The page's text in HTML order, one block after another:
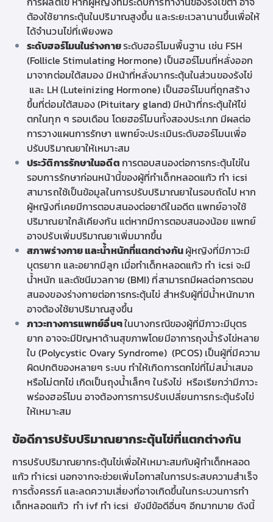
ต้องใช้ยากระตุ้นในปริมาณสูงขึ้น และระยะเวลานานขึ้นเพื่อให้
ได้จำนวนไข่ที่เพียงพอ
ระดับฮอร์โมนในร่างกายระดับฮอร์โมนพื้นฐาน เช่น FSH
(Follicle Stimulating Hormone) เป็นฮอร์โมนที่หลั่งออก
มาจากต่อมใต้สมอง มีหน้าที่หลั่งมากระตุ้นในส่วนของรังไข่
และ LH (Luteinizing Hormone) เป็นฮอร์โมนที่ถูกสร้าง
ขึ้นที่ต่อมใต้สมอง (Pituitary gland) มีหน้าที่กระตุ้นให้ไข่
ตกในทุก ๆ รอบเดือน โดยฮอร์โมนทั้งสองประเภท มีผลต่อ
การวางแผนการรักษา แพทย์จะประเมินระดับฮอร์โมนเพื่อ
ปรับปริมาณยาให้เหมาะสม
ประวัติการรักษาในอดีตการตอบสนองต่อการกระตุ้นไข่ใน
รอบการรักษาก่อนหน้านี้ของผู้ที่ทำเด็กหลอดแก้ว ทำ icsi
สามารถใช้เป็นข้อมูลในการปรับปริมาณยาในรอบถัดไป หาก
ผู้หญิงที่เคยมีการตอบสนองต่อยาดีในอดีต แพทย์อาจใช้
ปริมาณยาใกล้เคียงกัน แต่หากมีการตอบสนองน้อย แพทย์
อาจปรับเพิ่มปริมาณยาเพิ่มมากขึ้น
สภาพร่างกาย และน้ำหนักที่แตกต่างกันผู้หญิงที่มีภาวะมี
บุตรยาก และอยากมีลูก เมื่อทำเด็กหลอดแก้ว ทำ icsi จะมี
น้ำหนัก และดัชนีมวลกาย (BMI) ที่สามารถมีผลต่อการตอบ
สนองของร่างกายต่อการกระตุ้นไข่ สำหรับผู้ที่มีน้ำหนักมาก
อาจต้องใช้ยาปริมาณสูงขึ้น
ภาวะทางการแพทย์อื่นๆในบางกรณีของผู้ที่มีภาวะมีบุตร
ยาก อาจจะมีปัญหาด้านสุขภาพโดยมีอาการถุงน้ำรังไข่หลาย
ใบ (Polycystic Ovary Syndrome) (PCOS) เป็นผู้ที่มีความ
ผิดปกติของหลายๆ ระบบ ทำให้เกิดการตกไข่ที่ไม่สม่ำเสมอ
หรือไม่ตกไข่ เกิดเป็นถุงน้ำเล็กๆ ในรังไข่ หรือเรียกว่ามีภาวะ
พร่องฮอร์โมน อาจต้องการการปรับเปลี่ยนการกระตุ้นรังไข่
ให้เหมาะสม
ข้อดีการปรับปริมาณยากระตุ้นไข่ที่แตกต่างกัน
การปรับปริมาณยากระตุ้นไข่เพื่อให้เหมาะสมกับผู้ทำเด็กหลอด
แก้ว ทำicsi นอกจากจะช่วยเพิ่มโอกาสในการประสบความสำเร็จ
การตั้งครรภ์ และลดความเสี่ยงที่อาจเกิดขึ้นในกระบวนการทำ
เด็กหลอดแก้ว ทำ ivf ทำ icsi ยังมีข้อดีอื่นๆ อีกมากมาย ดังนี้